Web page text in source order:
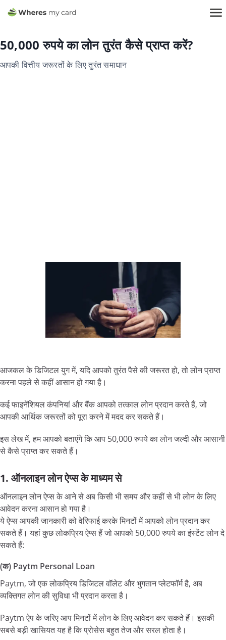
50,000 रुपये का लोन तुरंत कैसे प्राप्त करें?
आपकी वित्तीय जरूरतों के लिए तुरंत समाधान
आजकल के डिजिटल युग में, यदि आपको तुरंत पैसे की जरूरत हो, तो लोन प्राप्त
करना पहले से कहीं आसान हो गया है।
कई फाइनेंशियल कंपनियां और बैंक आपको तत्काल लोन प्रदान करते हैं, जो
आपकी आर्थिक जरूरतों को पूरा करने में मदद कर सकते हैं।
इस लेख में, हम आपको बताएंगे कि आप 50,000 रुपये का लोन जल्दी और आसानी
से कैसे प्राप्त कर सकते हैं।
1. ऑनलाइन लोन ऐप्स के माध्यम से
ऑनलाइन लोन ऐप्स के आने से अब किसी भी समय और कहीं से भी लोन के लिए
आवेदन करना आसान हो गया है।
ये ऐप्स आपकी जानकारी को वेरिफाई करके मिनटों में आपको लोन प्रदान कर
सकते हैं। यहां कुछ लोकप्रिय ऐप्स हैं जो आपको 50,000 रुपये का इंस्टेंट लोन दे
सकते हैं:
(क) Paytm Personal Loan
Paytm, जो एक लोकप्रिय डिजिटल वॉलेट और भुगतान प्लेटफॉर्म है, अब
व्यक्तिगत लोन की सुविधा भी प्रदान करता है।
Paytm ऐप के जरिए आप मिनटों में लोन के लिए आवेदन कर सकते हैं। इसकी
सबसे बड़ी खासियत यह है कि प्रोसेस बहुत तेज और सरल होता है।